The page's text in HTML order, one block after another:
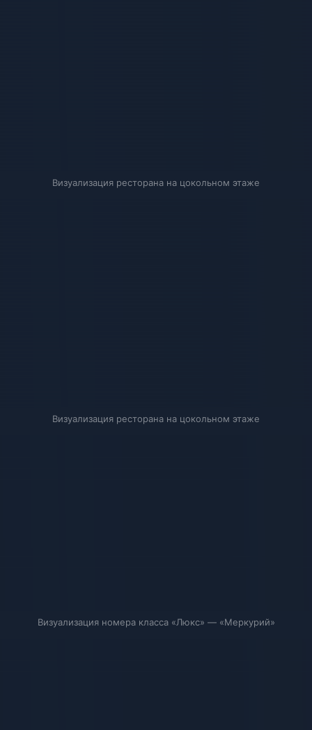
Визуализация ресторана на цокольном этаже
Визуализация ресторана на цокольном этаже
Визуализация номера класса «Люкс» — «Меркурий»